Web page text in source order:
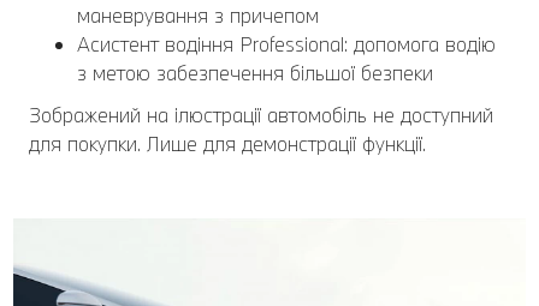
маневрування з причепом
Асистент водіння Professional: допомога водію
з метою забезпечення більшої безпеки
Зображений на ілюстрації автомобіль не доступний
для покупки. Лише для демонстрації функції.